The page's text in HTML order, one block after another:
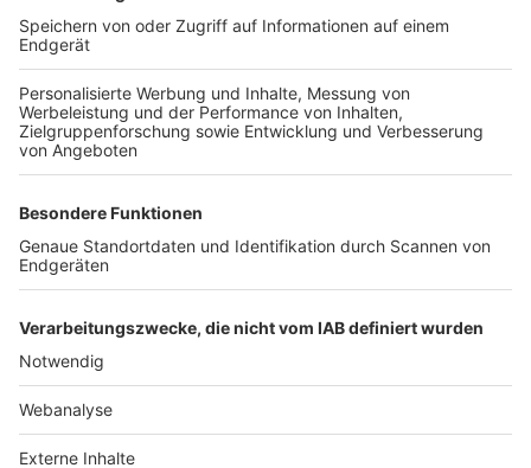
TOP-VEREINE
TOP-PARTNER
Nutzungsbedingungen Datenschutz Impressum